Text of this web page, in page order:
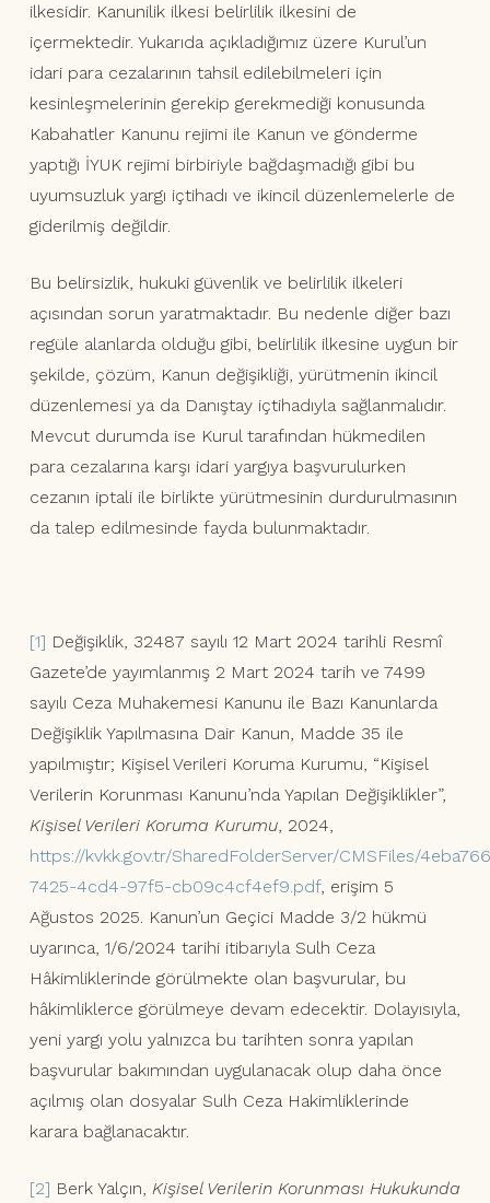
ilkesidir. Kanunilik ilkesi belirlilik ilkesini de
içermektedir. Yukarıda açıkladığımız üzere Kurul’un
idari para cezalarının tahsil edilebilmeleri için
kesinleşmelerinin gerekip gerekmediği konusunda
Kabahatler Kanunu rejimi ile Kanun ve gönderme
yaptığı İYUK rejimi birbiriyle bağdaşmadığı gibi bu
uyumsuzluk yargı içtihadı ve ikincil düzenlemelerle de
giderilmiş değildir.
Bu belirsizlik, hukuki güvenlik ve belirlilik ilkeleri
açısından sorun yaratmaktadır. Bu nedenle diğer bazı
regüle alanlarda olduğu gibi, belirlilik ilkesine uygun bir
şekilde, çözüm, Kanun değişikliği, yürütmenin ikincil
düzenlemesi ya da Danıştay içtihadıyla sağlanmalıdır.
Mevcut durumda ise Kurul tarafından hükmedilen
para cezalarına karşı idari yargıya başvurulurken
cezanın iptali ile birlikte yürütmesinin durdurulmasının
da talep edilmesinde fayda bulunmaktadır.
[1] Değişiklik, 32487 sayılı 12 Mart 2024 tarihli Resmî
Gazete’de yayımlanmış 2 Mart 2024 tarih ve 7499
sayılı Ceza Muhakemesi Kanunu ile Bazı Kanunlarda
Değişiklik Yapılmasına Dair Kanun, Madde 35 ile
yapılmıştır; Kişisel Verileri Koruma Kurumu, “Kişisel
Verilerin Korunması Kanunu’nda Yapılan Değişiklikler”,
Kişisel Verileri Koruma Kurumu, 2024,
https://kvkk.gov.tr/SharedFolderServer/CMSFiles/
7425-4cd4-97f5-cb09c4cf4ef9.pdf, erişim 5
Ağustos 2025. Kanun’un Geçici Madde 3/2 hükmü
uyarınca, 1/6/2024 tarihi itibarıyla Sulh Ceza
Hâkimliklerinde görülmekte olan başvurular, bu
hâkimliklerce görülmeye devam edecektir. Dolayısıyla,
yeni yargı yolu yalnızca bu tarihten sonra yapılan
başvurular bakımından uygulanacak olup daha önce
açılmış olan dosyalar Sulh Ceza Hakimliklerinde
karara bağlanacaktır.
[2] Berk Yalçın, Kişisel Verilerin Korunması Hukukunda